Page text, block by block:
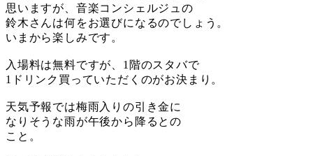
思いますが、音楽コンシェルジュの
鈴木さんは何をお選びになるのでしょう。
いまから楽しみです。
入場料は無料ですが、1階のスタバで
1ドリンク買っていただくのがお決まり。
天気予報では梅雨入りの引き金に
なりそうな雨が午後から降るとの
こと。